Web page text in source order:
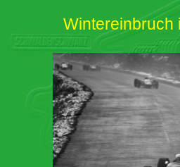
Wintereinbruch